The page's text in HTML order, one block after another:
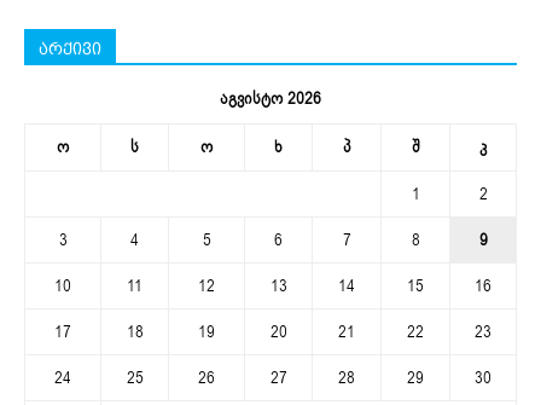
არქივი
აგვისტო 2026
ო ს ო ხ პ შ კ
1
2
3
4 5 6 7 8
9
10
11 12 13 14 15
16
17
18 19 20 21 22
23
24
25 26 27 28 29
30